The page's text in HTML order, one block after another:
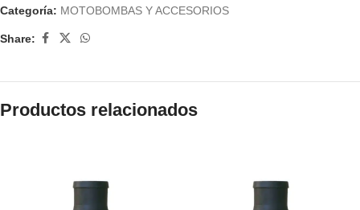
Categoría: MOTOBOMBAS Y ACCESORIOS
Share:
Productos relacionados